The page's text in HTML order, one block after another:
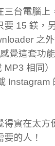
三台電腦上
15 鎂，
之
覺這套功
MP3 相同
Instagram
實在太方
的人！